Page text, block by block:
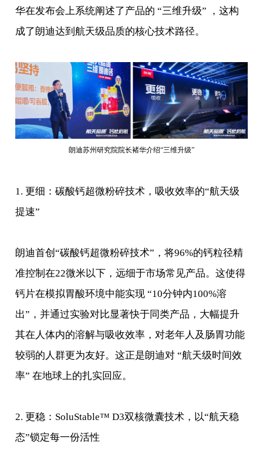
华在发布会上系统阐述了产品的 “三维升级” ，这构
成了朗迪达到航天级品质的核心技术路径。
朗迪苏州研究院院长褚华介绍“三维升级”
1. 更细：碳酸钙超微粉碎技术，吸收效率的“航天级
提速”
朗迪首创“碳酸钙超微粉碎技术”，将96%的钙粒径精
准控制在22微米以下，远细于市场常见产品。这使得
钙片在模拟胃酸环境中能实现 “10分钟内100%溶
出”，并通过实验对比显著快于同类产品，大幅提升
其在人体内的溶解与吸收效率，对老年人及肠胃功能
较弱的人群更为友好。这正是朗迪对 “航天级时间效
率” 在地球上的扎实回应。
2. 更稳：SoluStable™ D3双核微囊技术，以“航天稳
态”锁定每一份活性